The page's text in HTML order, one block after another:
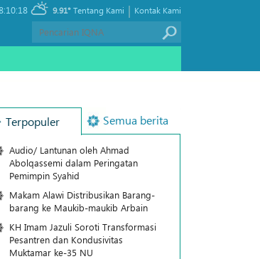
9.91° Kontak Kami
|
Tentang Kami
Terpopuler Semua berita
Audio/ Lantunan oleh Ahmad
Abolqassemi dalam Peringatan
Pemimpin Syahid
Makam Alawi Distribusikan Barang-
barang ke Maukib-maukib Arbain
KH Imam Jazuli Soroti Transformasi
Pesantren dan Kondusivitas
Muktamar ke-35 NU